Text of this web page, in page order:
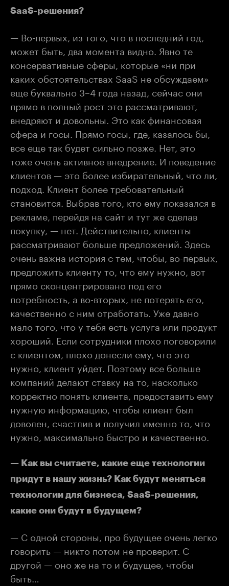
SaaS-решения?
— Во-первых, из того, что в последний год,
может быть, два момента видно. Явно те
консервативные сферы, которые «ни при
каких обстоятельствах SaaS не обсуждаем»
еще буквально 3–4 года назад, сейчас они
прямо в полный рост это рассматривают,
внедряют и довольны. Это как финансовая
сфера и госы. Прямо госы, где, казалось бы,
все еще так будет сильно позже. Нет, это
тоже очень активное внедрение. И поведение
клиентов — это более избирательный, что ли,
подход. Клиент более требовательный
становится. Выбрав того, кто ему показался в
рекламе, перейдя на сайт и тут же сделав
покупку, — нет. Действительно, клиенты
рассматривают больше предложений. Здесь
очень важна история с тем, чтобы, во-первых,
предложить клиенту то, что ему нужно, вот
прямо сконцентрировано под его
потребность, а во-вторых, не потерять его,
качественно с ним отработать. Уже давно
мало того, что у тебя есть услуга или продукт
хороший. Если сотрудники плохо поговорили
с клиентом, плохо донесли ему, что это
нужно, клиент уйдет. Поэтому все больше
компаний делают ставку на то, насколько
корректно понять клиента, предоставить ему
нужную информацию, чтобы клиент был
доволен, счастлив и получил именно то, что
нужно, максимально быстро и качественно.
— Как вы считаете, какие еще технологии
придут в нашу жизнь? Как будут меняться
технологии для бизнеса, SaaS-решения,
какие они будут в будущем?
— С одной стороны, про будущее очень легко
говорить — никто потом не проверит. С
другой — оно же на то и будущее, чтобы
быть…